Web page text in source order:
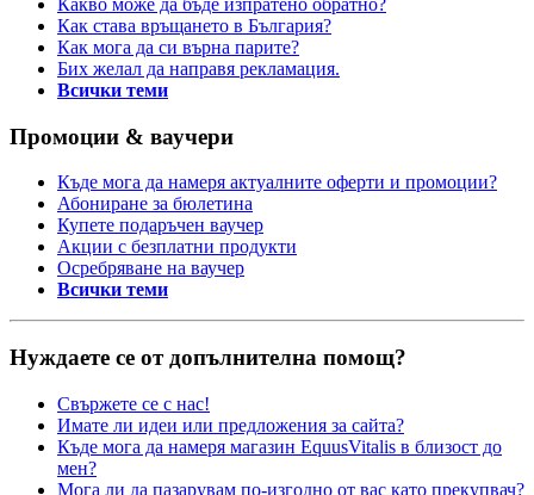
Какво може да бъде изпратено обратно?
Как става връщането в България?
Как мога да си върна парите?
Бих желал да направя рекламация.
Всички теми
Промоции & ваучери
Къде мога да намеря актуалните оферти и промоции?
Абониране за бюлетина
Купете подаръчен ваучер
Акции с безплатни продукти
Осребряване на ваучер
Всички теми
Нуждаете се от допълнителна помощ?
Свържете се с нас!
Имате ли идеи или предложения за сайта?
Къде мога да намеря магазин EquusVitalis в близост до
мен?
Мога ли да пазарувам по-изгодно от вас като прекупвач?